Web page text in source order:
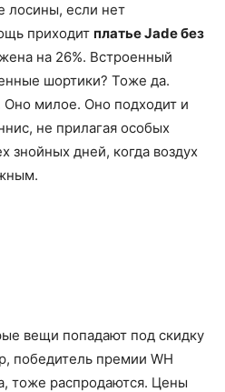
лосины, если нет
приходит платье Jade без
на 26%. Встроенный
шортики? Тоже да.
Оно милое. Оно подходит и
не прилагая особых
знойных дней, когда воздух
вещи попадают под скидку
победитель премии WH
тоже распродаются. Цены